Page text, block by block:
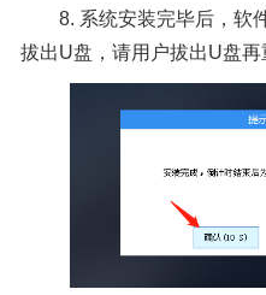
8. 系统安装完毕后，软件
拔出U盘，请用户拔出U盘再